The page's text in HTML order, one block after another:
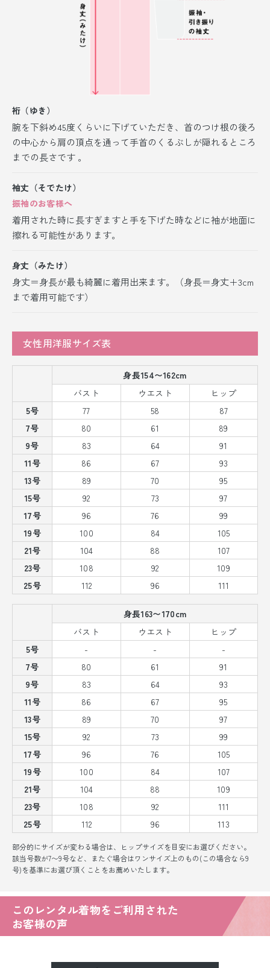
裄（ゆき）
腕を下斜め45度くらいに下げていただき、首のつけ根の後ろ
の中心から肩の頂点を通って手首のくるぶしが隠れるところ
までの長さです 。
袖丈（そでたけ）
振袖のお客様へ
着用された時に長すぎますと手を下げた時などに袖が地面に
擦れる可能性があります。
身丈（みたけ）
身丈＝身長が最も綺麗に着用出来ます。（身長＝身丈＋3cm
まで着用可能です）
女性用洋服サイズ表
身長154〜162cm
バスト
ウエスト
ヒップ
5号
77 58
87
7号
80 61
89
9号
83 64
91
11号
86 67
93
13号
89 70
95
15号
92 73
97
17号
96 76
99
19号
100 84
105
21号
104 88
107
23号
108 92
109
25号
112 96 111
身長163〜170cm
バスト
ウエスト
ヒップ
5号
- -
-
7号
80 61
91
9号
83 64
93
11号
86 67
95
13号
89 70
97
15号
92 73
99
17号
96 76
105
19号
100 84
107
21号
104 88
109
23号
108 92
111
25号
112 96 113
部分的にサイズが変わる場合は、ヒップサイズを目安にお選びください。
該当号数が7〜9号など、またぐ場合はワンサイズ上のもの(この場合なら9
号)を基準にお選び頂くことをお薦めいたします。
このレンタル着物をご利用された
お客様の声